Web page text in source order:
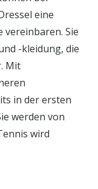
eine
vereinbaren. Sie
-kleidung, die
Mit
in der ersten
werden von
wird